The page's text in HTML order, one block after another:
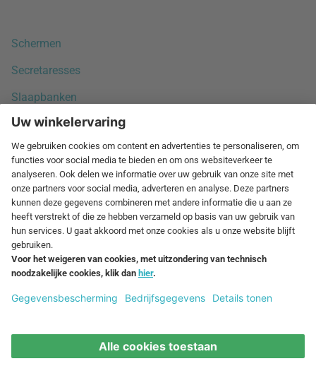
Schermen
Secretaresses
Slaapbanken
Slaapkamermeubels
Tabellen
Tafelbladen
Tafels voor kinderen
Tassen voor kinderzitjes
Tuinstoelen